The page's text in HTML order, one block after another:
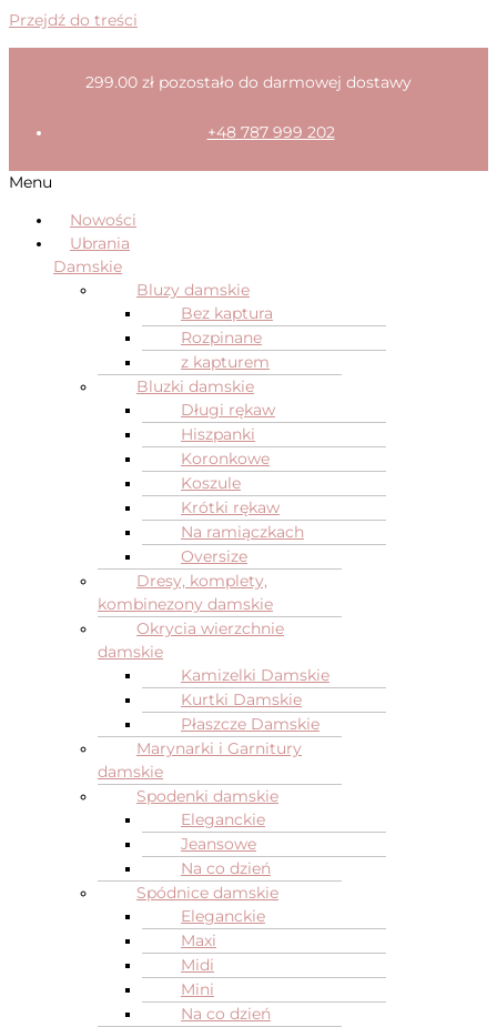
Przejdź do treści
299.00 zł pozostało do darmowej dostawy
+48 787 999 202
Menu
Nowości
Ubrania
Damskie
Bluzy damskie
Bez kaptura
Rozpinane
z kapturem
Bluzki damskie
Długi rękaw
Hiszpanki
Koronkowe
Koszule
Krótki rękaw
Na ramiączkach
Oversize
Dresy, komplety,
kombinezony damskie
Okrycia wierzchnie
damskie
Kamizelki Damskie
Kurtki Damskie
Płaszcze Damskie
Marynarki i Garnitury
damskie
Spodenki damskie
Eleganckie
Jeansowe
Na co dzień
Spódnice damskie
Eleganckie
Maxi
Midi
Mini
Na co dzień